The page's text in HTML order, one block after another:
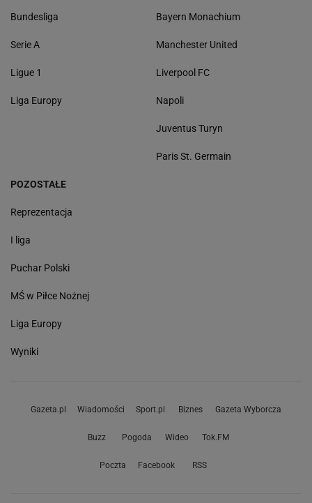
Bundesliga
Serie A
Ligue 1
Liga Europy
Bayern Monachium
Manchester United
Liverpool FC
Napoli
Juventus Turyn
Paris St. Germain
POZOSTAŁE
Reprezentacja
I liga
Puchar Polski
MŚ w Piłce Nożnej
Liga Europy
Wyniki
Gazeta.pl Wiadomości Sport.pl Biznes Gazeta Wyborcza
Buzz Pogoda Wideo Tok.FM
Poczta Facebook RSS